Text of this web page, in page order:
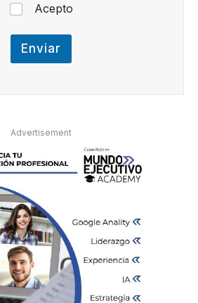
Acepto
Enviar
Advertisement